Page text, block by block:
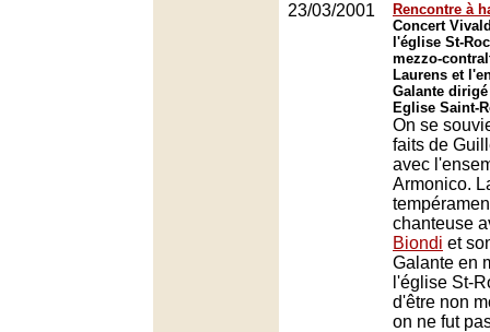
23/03/2001
Rencontre à
Concert
l'église St-
mezzo-
Laurens et
Galante
Eglise Saint-
On se
faits de
avec
Armonico.
chanteuse
Biondi et
Galante en
l'église St-
d'être non
on ne fut